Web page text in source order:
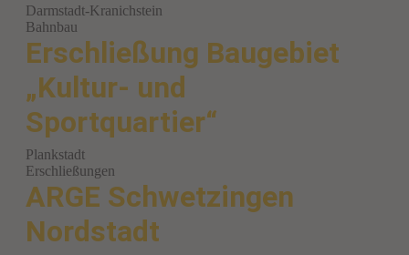
Darmstadt-Kranichstein
Bahnbau
Erschließung Baugebiet
„Kultur- und
Sportquartier“
Plankstadt
Erschließungen
ARGE Schwetzingen
Nordstadt